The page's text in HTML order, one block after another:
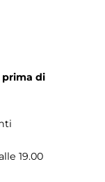
prima di
19.00